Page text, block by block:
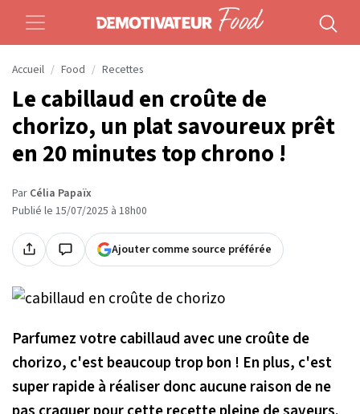
Accueil Food Recettes
Le cabillaud en croûte de
chorizo, un plat savoureux prêt
en 20 minutes top chrono !
Par Célia Papaïx
Publié le 15/07/2025 à 18h00
Ajouter comme source préférée
Parfumez votre cabillaud avec une croûte de
chorizo, c'est beaucoup trop bon ! En plus, c'est
super rapide à réaliser donc aucune raison de ne